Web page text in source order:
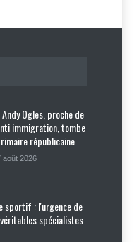
Andy Ogles, proche de
immigration, tombe
républicaine
août 2026
sportif : l'urgence de
spécialistes